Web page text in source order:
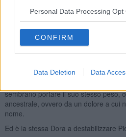
Personal Data Processing Opt
CONFIRM
Data Deletion Data
smaltire un dolore”. Anche nei passi
universitario che lo porterà a lasciare
Pisa, per Madrid, nell’apparente
amicizie, la sua immobilità, anche
abbandonerà.
di una delusione lo bloccherà per
sembrano portare il suo stesso peso,
ancestrale, ovvero da un dolore a cui
nome.
Ed è la stessa Dora a destabilizzare